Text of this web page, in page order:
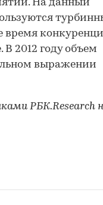
На данный
время
2012 году объем
выражении
РБК.Research